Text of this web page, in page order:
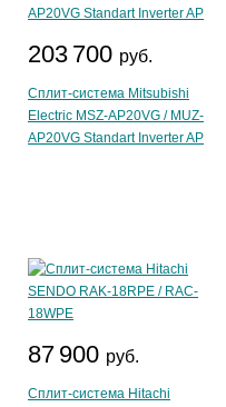
203 700 руб.
Сплит-система Mitsubishi
Electric MSZ-AP20VG / MUZ-
AP20VG Standart Inverter AP
87 900 руб.
Сплит-система Hitachi